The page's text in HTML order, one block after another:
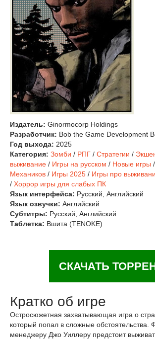
Издатель: Ginormocorp Holdings
Разработчик: Bob the Game Development
Год выхода: 2025
Категория: Зомби / РПГ / Стратегии /
выживание / Игры на русском / Новые игры /
Механиков / Игры 2025 / Игры про
/ Хоррор игры для слабых ПК
Язык интерфейса: Русский, Английский
Язык озвучки: Английский
Субтитры: Русский, Английский
Таблетка: Вшита (TENOKE)
СКАЧАТЬ
Кратко об игре
Остросюжетная захватывающая игра о
который попал в сложные обстоятельства.
менеджеру Джо Уиллеру предстоит